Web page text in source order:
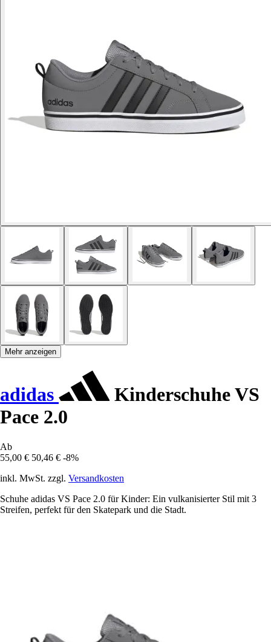
Mehr anzeigen
adidas
Kinderschuhe VS
Pace 2.0
Ab
55,00 € 50,46 € -8%
inkl. MwSt. zzgl. Versandkosten
Schuhe adidas VS Pace 2.0 für Kinder: Ein vulkanisierter Stil mit 3
Streifen, perfekt für den Skatepark und die Stadt.